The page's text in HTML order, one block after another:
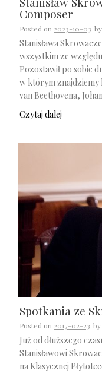
Composer
Posted on 2023-10-03 by
Stanisława
wszystkim ze
Pozostawił po sobie
w którym znajdziemy
van Beethovena,
Czytaj dalej
Spotkania ze
Posted on 2017-02-23 by
Już od dłuższego
Stanisławowi
na Klasycznej